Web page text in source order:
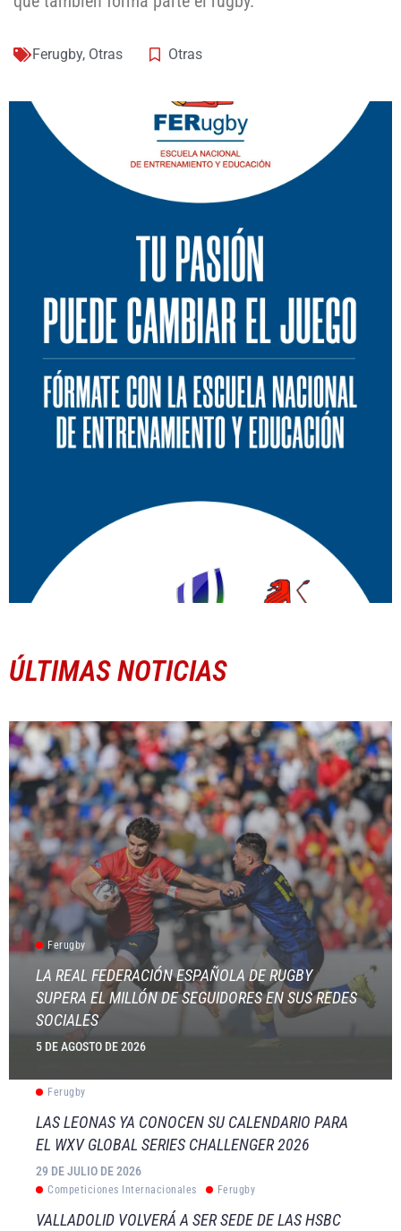
Ferugby, Otras Otras
ÚLTIMAS NOTICIAS
Ferugby
LA REAL FEDERACIÓN ESPAÑOLA DE RUGBY
SUPERA EL MILLÓN DE SEGUIDORES EN SUS REDES
SOCIALES
5 DE AGOSTO DE 2026
Ferugby
LAS LEONAS YA CONOCEN SU CALENDARIO PARA
EL WXV GLOBAL SERIES CHALLENGER 2026
29 DE JULIO DE 2026
Competiciones Internacionales Ferugby
VALLADOLID VOLVERÁ A SER SEDE DE LAS HSBC